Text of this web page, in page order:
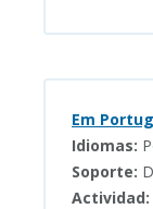
Em
Idiomas:
Soporte:
Actividad: